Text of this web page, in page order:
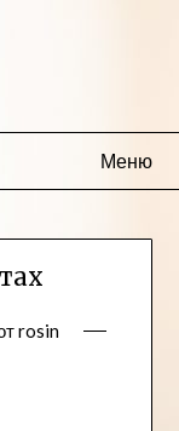
Меню
rosin